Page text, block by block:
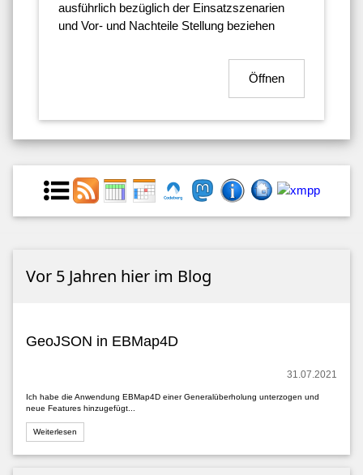
ausführlich bezüglich der Einsatzszenarien
und Vor- und Nachteile Stellung beziehen
Öffnen
Vor 5 Jahren hier im Blog
GeoJSON in EBMap4D
31.07.2021
Ich habe die Anwendung EBMap4D einer Generalüberholung unterzogen und
neue Features hinzugefügt...
Weiterlesen